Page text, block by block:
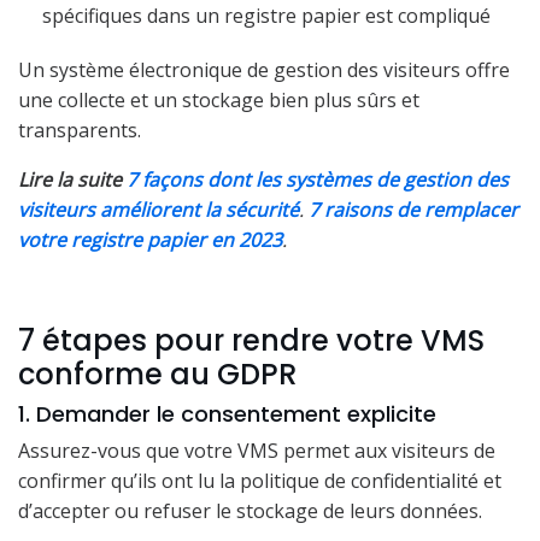
spécifiques dans un registre papier est compliqué
Un système électronique de gestion des visiteurs offre
une collecte et un stockage bien plus sûrs et
transparents.
Lire la suite 7 façons dont les systèmes de gestion des
visiteurs améliorent la sécurité. 7 raisons de remplacer
votre registre papier en 2023.
7 étapes pour rendre votre VMS
conforme au GDPR
1. Demander le consentement explicite
Assurez-vous que votre VMS permet aux visiteurs de
confirmer qu’ils ont lu la politique de confidentialité et
d’accepter ou refuser le stockage de leurs données.